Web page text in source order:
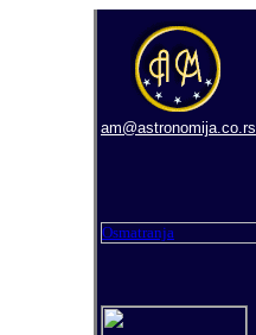
am@astronomija.co.rs
Osmatranja